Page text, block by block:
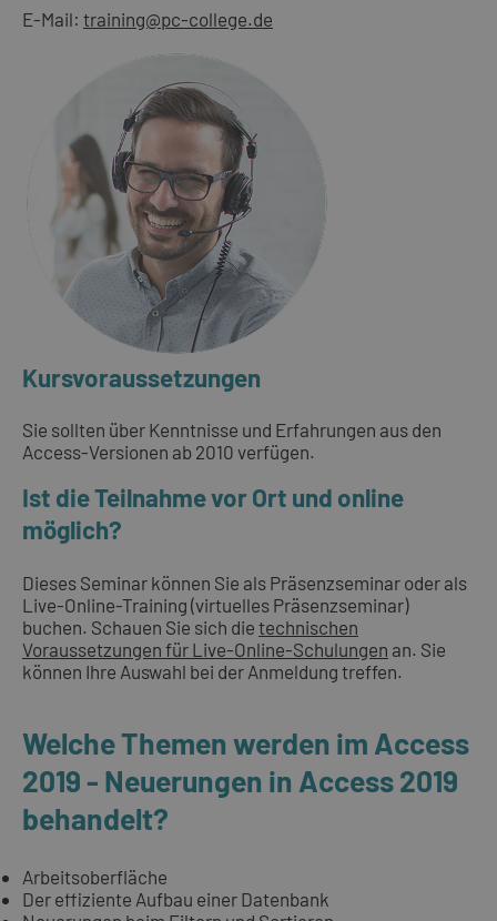
E-Mail: training@pc-college.de
Kursvoraussetzungen
Sie sollten über Kenntnisse und Erfahrungen aus den
Access-Versionen ab 2010 verfügen.
Ist die Teilnahme vor Ort und online
möglich?
Dieses Seminar können Sie als Präsenzseminar oder als
Live-Online-Training (virtuelles Präsenzseminar)
buchen. Schauen Sie sich die technischen
Voraussetzungen für Live-Online-Schulungen an. Sie
können Ihre Auswahl bei der Anmeldung treffen.
Welche Themen werden im Access
2019 - Neuerungen in Access 2019
behandelt?
Arbeitsoberfläche
Der effiziente Aufbau einer Datenbank